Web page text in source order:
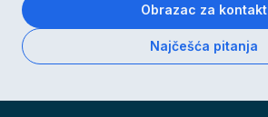
Obrazac za kontakt
Najčešća pitanja